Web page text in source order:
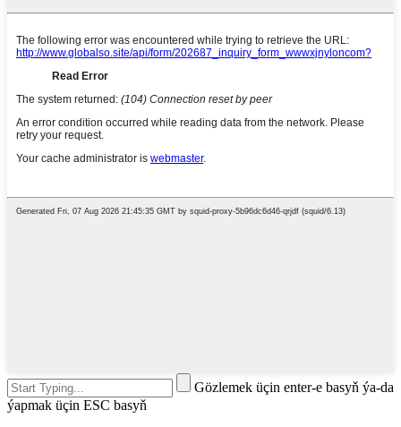
Gözlemek üçin enter-e basyň ýa-da
ýapmak üçin ESC basyň